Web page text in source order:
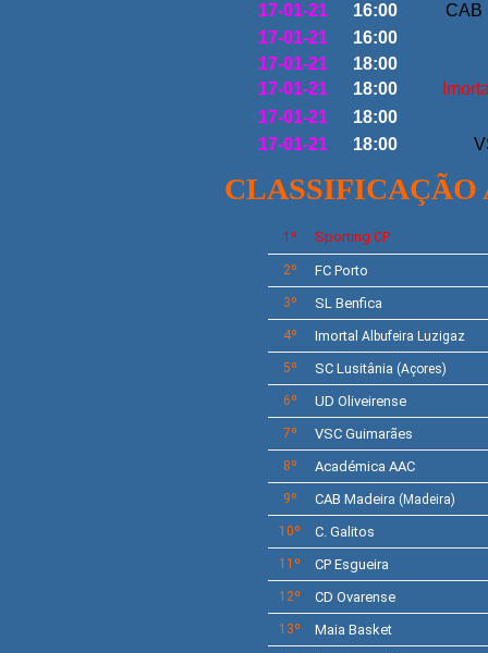
17-01-21
16:00
CAB
17-01-21
16:00
17-01-21
18:00
17-01-21
18:00
17-01-21
18:00
17-01-21
18:00
CLASSIFICAÇÃO
1º Sporting CP
2º FC Porto
3º SL Benfica
4º Imortal Albufeira Luzigaz
5º SC Lusitânia (Açores)
6º UD Oliveirense
7º VSC Guimarães
8º Académica AAC
9º CAB Madeira (Madeira)
10º C. Galitos
11º CP Esgueira
12º CD Ovarense
13º Maia Basket